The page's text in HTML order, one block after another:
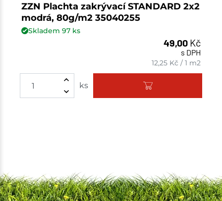
ZZN Plachta zakrývací STANDARD 2x2
modrá, 80g/m2 35040255
Skladem 97ks
49,00 Kč
s DPH
12,25 Kč /1 m2
ks Množství